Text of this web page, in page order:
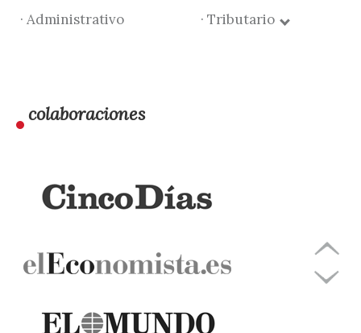
· Administrativo
· Tributario
colaboraciones